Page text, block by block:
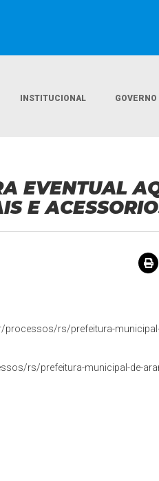
INSTITUCIONAL GOVERNO
EVENTUAL
E
rs/prefeitura-
rs/prefeitura-municipal-de-